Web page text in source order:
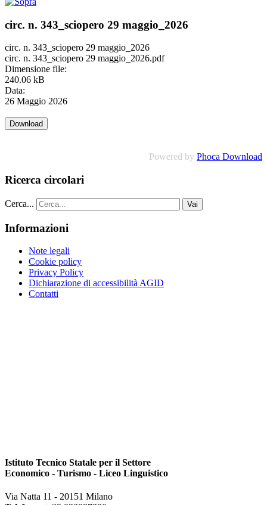
circ. n. 343_sciopero 29 maggio_2026
circ. n. 343_sciopero 29 maggio_2026
circ. n. 343_sciopero 29 maggio_2026.pdf
Dimensione file:
240.06 kB
Data:
26 Maggio 2026
Powered by Phoca Download
Ricerca circolari
Cerca... Vai
Informazioni
Note legali
Cookie policy
Privacy Policy
Dichiarazione di accessibilità AGID
Contatti
Istituto Tecnico Statale per il Settore
Economico - Turismo - Liceo Linguistico
Via Natta 11 - 20151 Milano